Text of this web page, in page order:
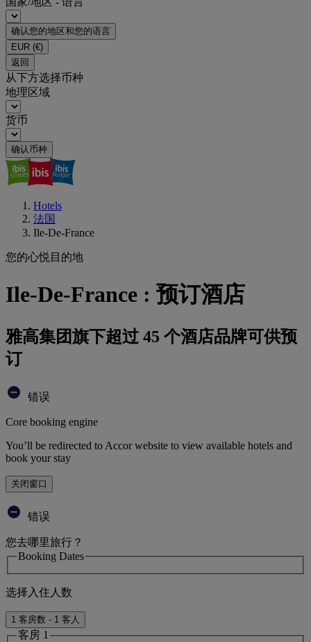
确认您的地区和您的语言
EUR (€)
返回
从下方选择币种
地理区域
货币
确认币种
Hotels
法国
Ile-De-France
您的心悦目的地
Ile-De-France : 预订酒店
雅高集团旗下超过 45 个酒店品牌可供预
订
错误
Core booking engine
You’ll be redirected to Accor website to view available hotels and
book your stay
关闭窗口
错误
您去哪里旅行？
Booking Dates
选择入住人数
1 客房数 - 1 客人
客房 1